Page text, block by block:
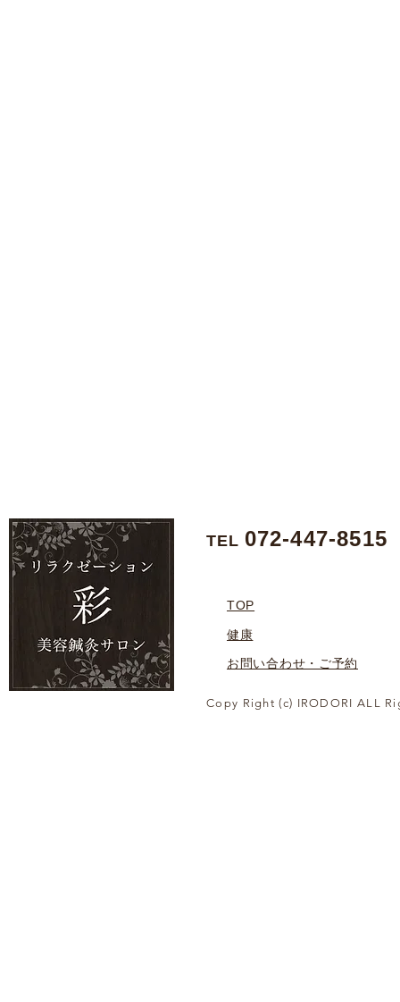
TEL 072-447-8515
TOP
健康
お問い合わせ・ご予約
Copy Right (c) IRODORI ALL